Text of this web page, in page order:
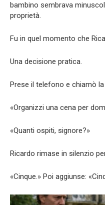
bambino sembrava
proprietà.
Fu in quel momento che
Una decisione pratica.
Prese il telefono e chiamò
«Organizzi una cena per
«Quanti ospiti, signore?»
Ricardo rimase in silenzio
«Cinque.» Poi aggiunse: